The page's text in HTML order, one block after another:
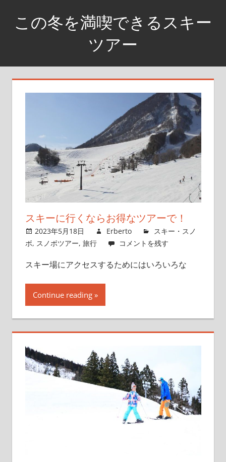
ツ
この冬を満喫できるスキー
ツアー
銀
世
スキーに行くならお得なツアーで！
2023年5月18日 Erberto
スキー・スノ
ボ, スノボツアー, 旅行 コメントを残す
スキー場にアクセスするためにはいろいろな
Continue reading